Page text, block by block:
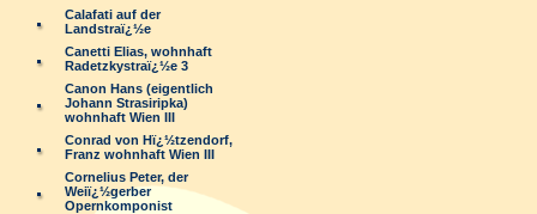
Calafati auf der
Landstraï¿½e
Canetti Elias, wohnhaft
Radetzkystraï¿½e 3
Canon Hans (eigentlich
Johann Strasiripka)
wohnhaft Wien III
Conrad von Hï¿½tzendorf,
Franz wohnhaft Wien III
Cornelius Peter, der
Weiï¿½gerber
Opernkomponist